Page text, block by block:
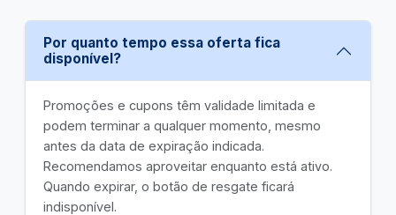
Por quanto tempo essa oferta fica
disponível?
Promoções e cupons têm validade limitada e
podem terminar a qualquer momento, mesmo
antes da data de expiração indicada.
Recomendamos aproveitar enquanto está ativo.
Quando expirar, o botão de resgate ficará
indisponível.